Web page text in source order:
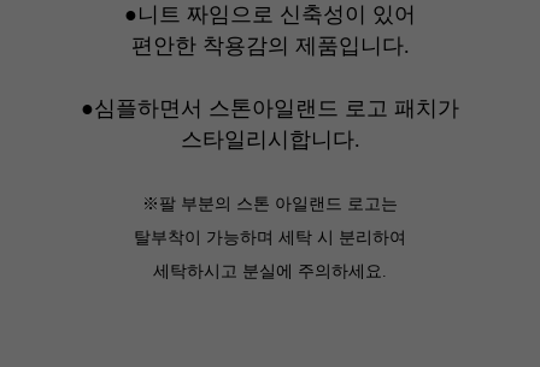
●니트 짜임으로 신축성이 있어
편안한 착용감의 제품입니다.
●심플하면서 스톤아일랜드 로고 패치가
스타일리시합니다.
※팔 부분의 스톤 아일랜드 로고는
탈부착이 가능하며 세탁 시 분리하여
세탁하시고 분실에 주의하세요.